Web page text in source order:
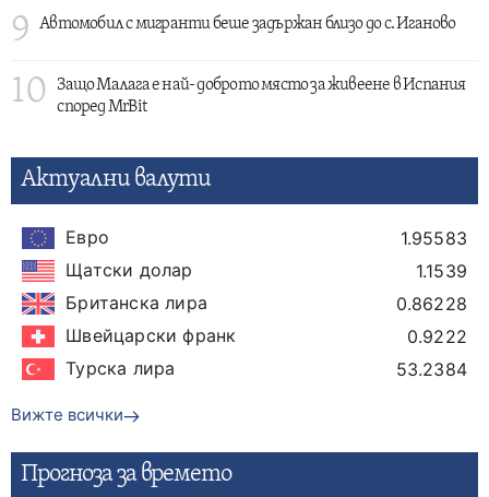
9 Автомобил с мигранти беше задържан близо до с. Иганово
10
Защо Малага е най- доброто място за живеене в Испания
според MrBit
Актуални валути
Евро
1.95583
Щатски долар
1.1539
Британска лира
0.86228
Швейцарски франк
0.9222
Турска лира
53.2384
Вижте всички
Прогнозa за времето